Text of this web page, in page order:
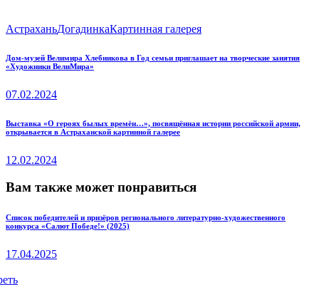
АстраханьДогадинкаКартинная галерея
Навигация
записям
Previous
post:
Дом-музей Велимира Хлебникова в Год семьи приглашает на творческие занятия
«Художники ВелиМира»
07.02.2024
Next
post:
Выставка «О героях былых времён…», посвящённая истории российской армии,
открывается в Астраханской картинной галерее
12.02.2024
Вам также может понравиться
Список победителей и призёров регионального литературно-художественного
конкурса «Салют Победе!» (2025)
17.04.2025